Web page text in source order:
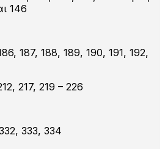
146
187, 188, 189, 190, 191, 192,
217, 219 – 226
333, 334